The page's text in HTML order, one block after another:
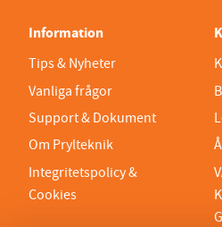
Information
Tips & Nyheter
Vanliga frågor
Support & Dokument
Om Prylteknik
Integritetspolicy &
Cookies